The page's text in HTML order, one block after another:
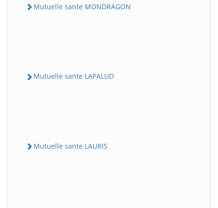
Mutuelle sante MONDRAGON
Mutuelle sante LAPALUD
Mutuelle sante LAURIS